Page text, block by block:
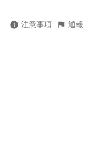
注意事項 通報